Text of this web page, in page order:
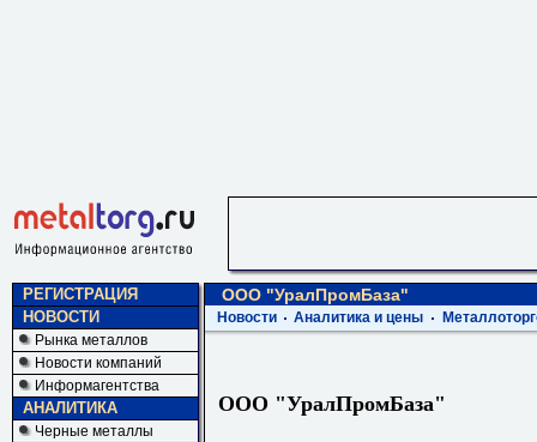
РЕГИСТРАЦИЯ
НОВОСТИ
Рынка металлов
Новости компаний
Информагентства
АНАЛИТИКА
Черные металлы
ООО "УралПромБаза"
Новости Аналитика и цены
ООО "УралПромБаза"